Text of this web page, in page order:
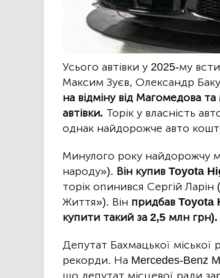
Усього автівки у 2025-му
Максим Зуєв, Олександр
на відміну від Магомедова
автівки. Торік у власність
однак найдорожче авто
Минулого року найдорожчу
народу»). Він купив Toyota
торік опинився Сергій
Життя»). Він придбав Toyota
купити такий за 2,5 млн грн).
Депутат Бахмацької міської
рекорди. На Mercedes-Benz
що депутат місцевої ради